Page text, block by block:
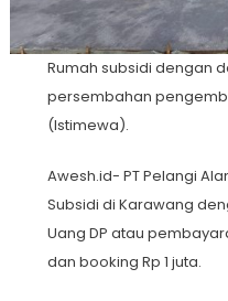
Rumah subsidi dengan
persembahan
(Istimewa).
Awesh.id- PT Pelangi
Subsidi di Karawang
Uang DP atau
dan booking Rp 1 juta.